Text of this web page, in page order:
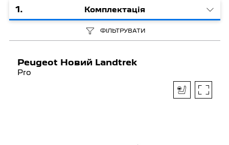
1. Комплектація
ФІЛЬТРУВАТИ
Peugeot Новий Landtrek
Pro